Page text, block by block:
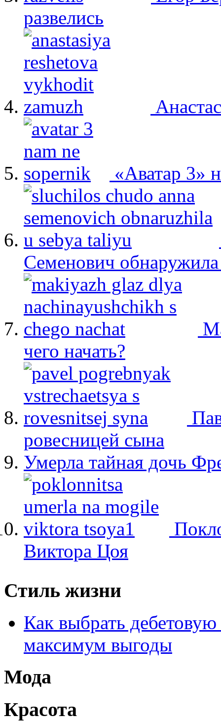
развелись
«Аватар 3»
Семенович
чего начать?
ровесницей сына
Умерла тайная дочь
Виктора Цоя
Стиль жизни
Как выбрать дебетовую
максимум выгоды
Мода
Красота